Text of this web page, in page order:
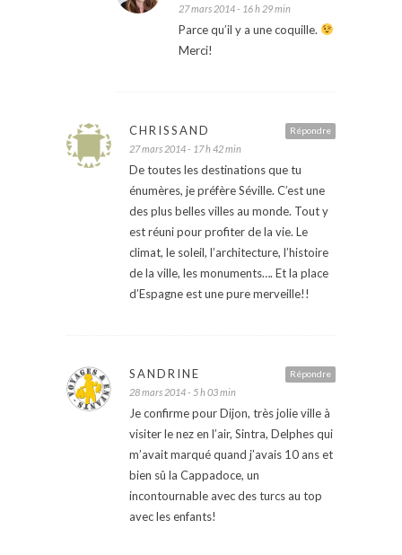
27 mars 2014 - 16 h 29 min
Parce qu’il y a une coquille.
Merci!
Répondre
CHRISSAND
27 mars 2014 - 17 h 42 min
De toutes les destinations que tu
énumères, je préfère Séville. C’est une
des plus belles villes au monde. Tout y
est réuni pour profiter de la vie. Le
climat, le soleil, l’architecture, l’histoire
de la ville, les monuments…. Et la place
d’Espagne est une pure merveille!!
Répondre
SANDRINE
28 mars 2014 - 5 h 03 min
Je confirme pour Dijon, très jolie ville à
visiter le nez en l’air, Sintra, Delphes qui
m’avait marqué quand j’avais 10 ans et
bien sû la Cappadoce, un
incontournable avec des turcs au top
avec les enfants!